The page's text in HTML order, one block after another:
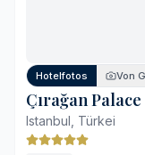
Hotelfotos Von
Çırağan
Istanbul, Türkei